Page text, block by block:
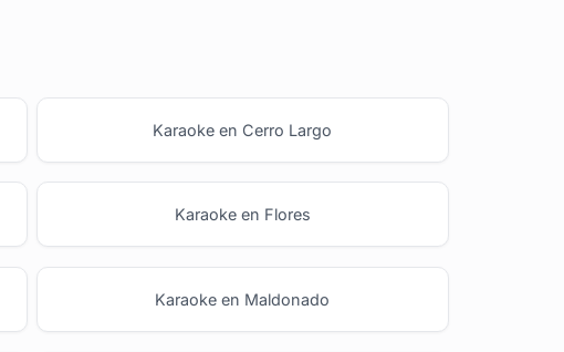
Karaoke en Cerro Largo
Karaoke en Flores
Karaoke en Maldonado